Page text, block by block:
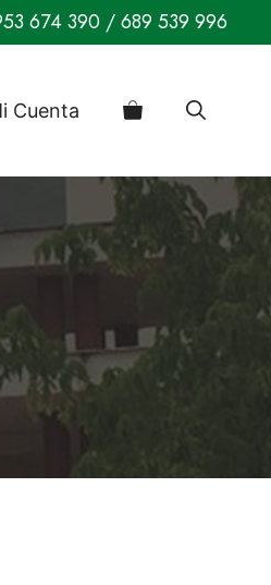
674 390 /689 539 996
Cuenta